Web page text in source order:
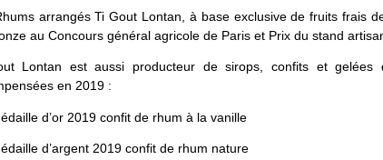
arrangés Ti Gout Lontan, à base exclusive de fruits frais
au Concours général agricole de Paris et Prix du stand
Lontan est aussi producteur de sirops, confits et
en 2019 :
d’or 2019 confit de rhum à la vanille
d’argent 2019 confit de rhum nature